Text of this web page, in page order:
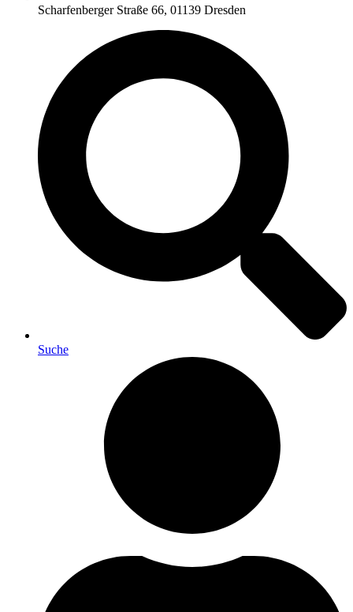
Scharfenberger Straße 66, 01139 Dresden
Suche